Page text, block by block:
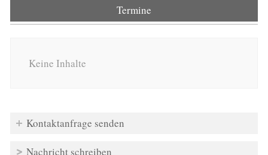
Termine
Keine Inhalte
Kontaktanfrage senden
Nachricht schreiben